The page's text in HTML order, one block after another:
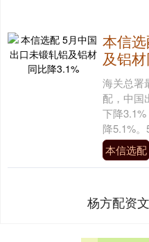
本信
及铝
海关总署
配，中国
下降
降5.1%
本信选配
杨方配资